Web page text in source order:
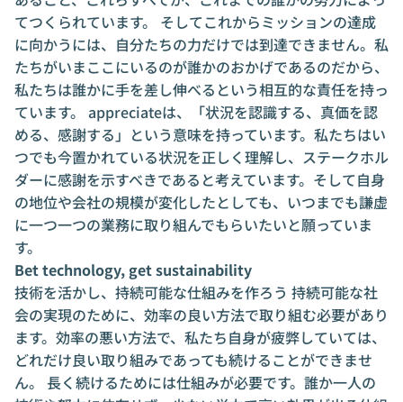
てつくられています。 そしてこれからミッションの達成
に向かうには、自分たちの力だけでは到達できません。私
たちがいまここにいるのが誰かのおかげであるのだから、
私たちは誰かに手を差し伸べるという相互的な責任を持っ
ています。 appreciateは、「状況を認識する、真価を認
める、感謝する」という意味を持っています。私たちはい
つでも今置かれている状況を正しく理解し、ステークホル
ダーに感謝を示すべきであると考えています。そして自身
の地位や会社の規模が変化したとしても、いつまでも謙虚
に一つ一つの業務に取り組んでもらいたいと願っていま
す。
Bet technology, get sustainability
技術を活かし、持続可能な仕組みを作ろう 持続可能な社
会の実現のために、効率の良い方法で取り組む必要があり
ます。効率の悪い方法で、私たち自身が疲弊していては、
どれだけ良い取り組みであっても続けることができませ
ん。 長く続けるためには仕組みが必要です。誰か一人の